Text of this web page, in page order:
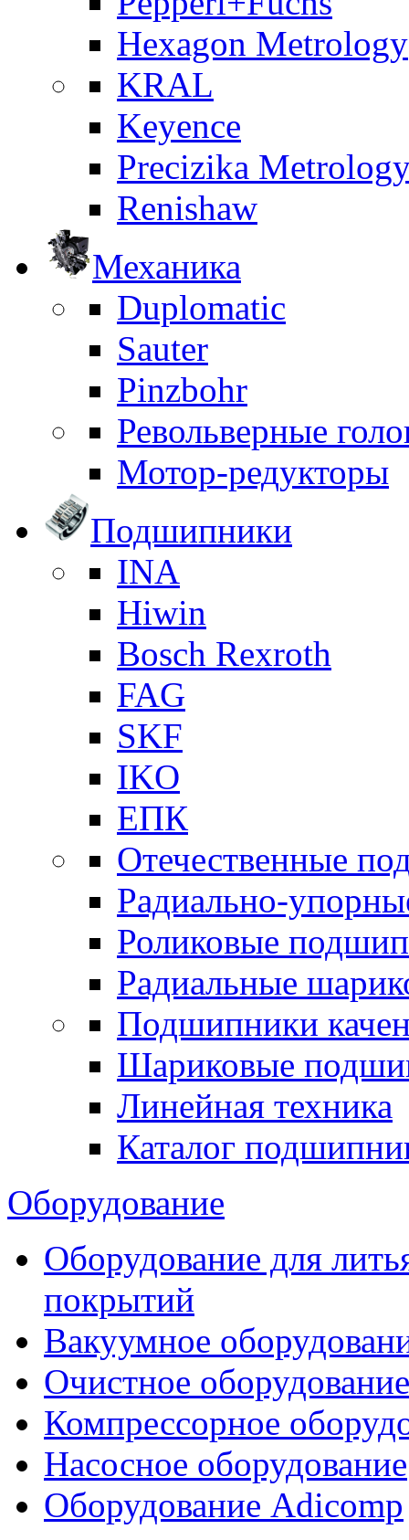
Hexagon Metrology
KRAL
Keyence
Precizika
Renishaw
Механика
Duplomatic
Sauter
Pinzbohr
Револьверные
Мотор-редукторы
Подшипники
INA
Hiwin
Bosch Rexroth
FAG
SKF
IKO
ЕПК
Отечественные
Радиально-
Роликовые
Радиальные
Подшипники
Шариковые
Линейная техника
Каталог
Оборудование
Оборудование для
покрытий
Вакуумное
Очистное оборудование
Компрессорное
Насосное оборудование
Оборудование Adicomp